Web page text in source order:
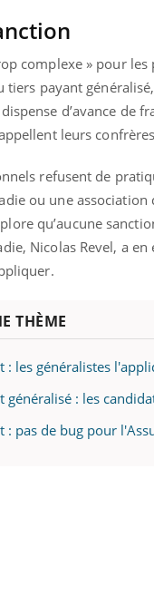
complexe » pour
payant
d’avance de
leurs
refusent de
ou une
qu’aucune
Nicolas Revel, a
THÈME
: les généralistes
généralisé : les
: pas de bug pour